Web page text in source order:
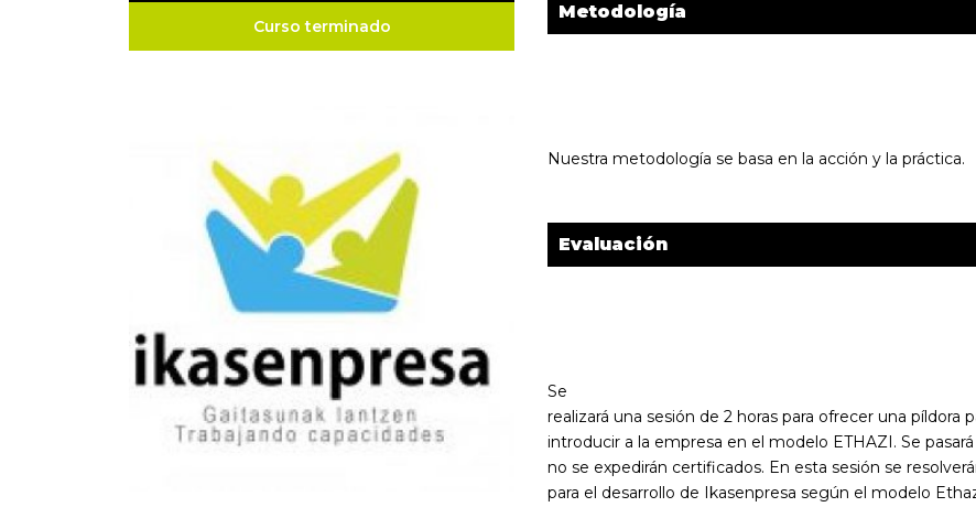
Curso terminado
Metodología
Nuestra metodología se basa en la acción y la práctica.
Evaluación
Se
realizará una sesión de 2 horas para ofrecer una píldora
introducir a la empresa en el modelo ETHAZI. Se
no se expedirán certificados. En esta sesión se
para el desarrollo de Ikasenpresa según el modelo